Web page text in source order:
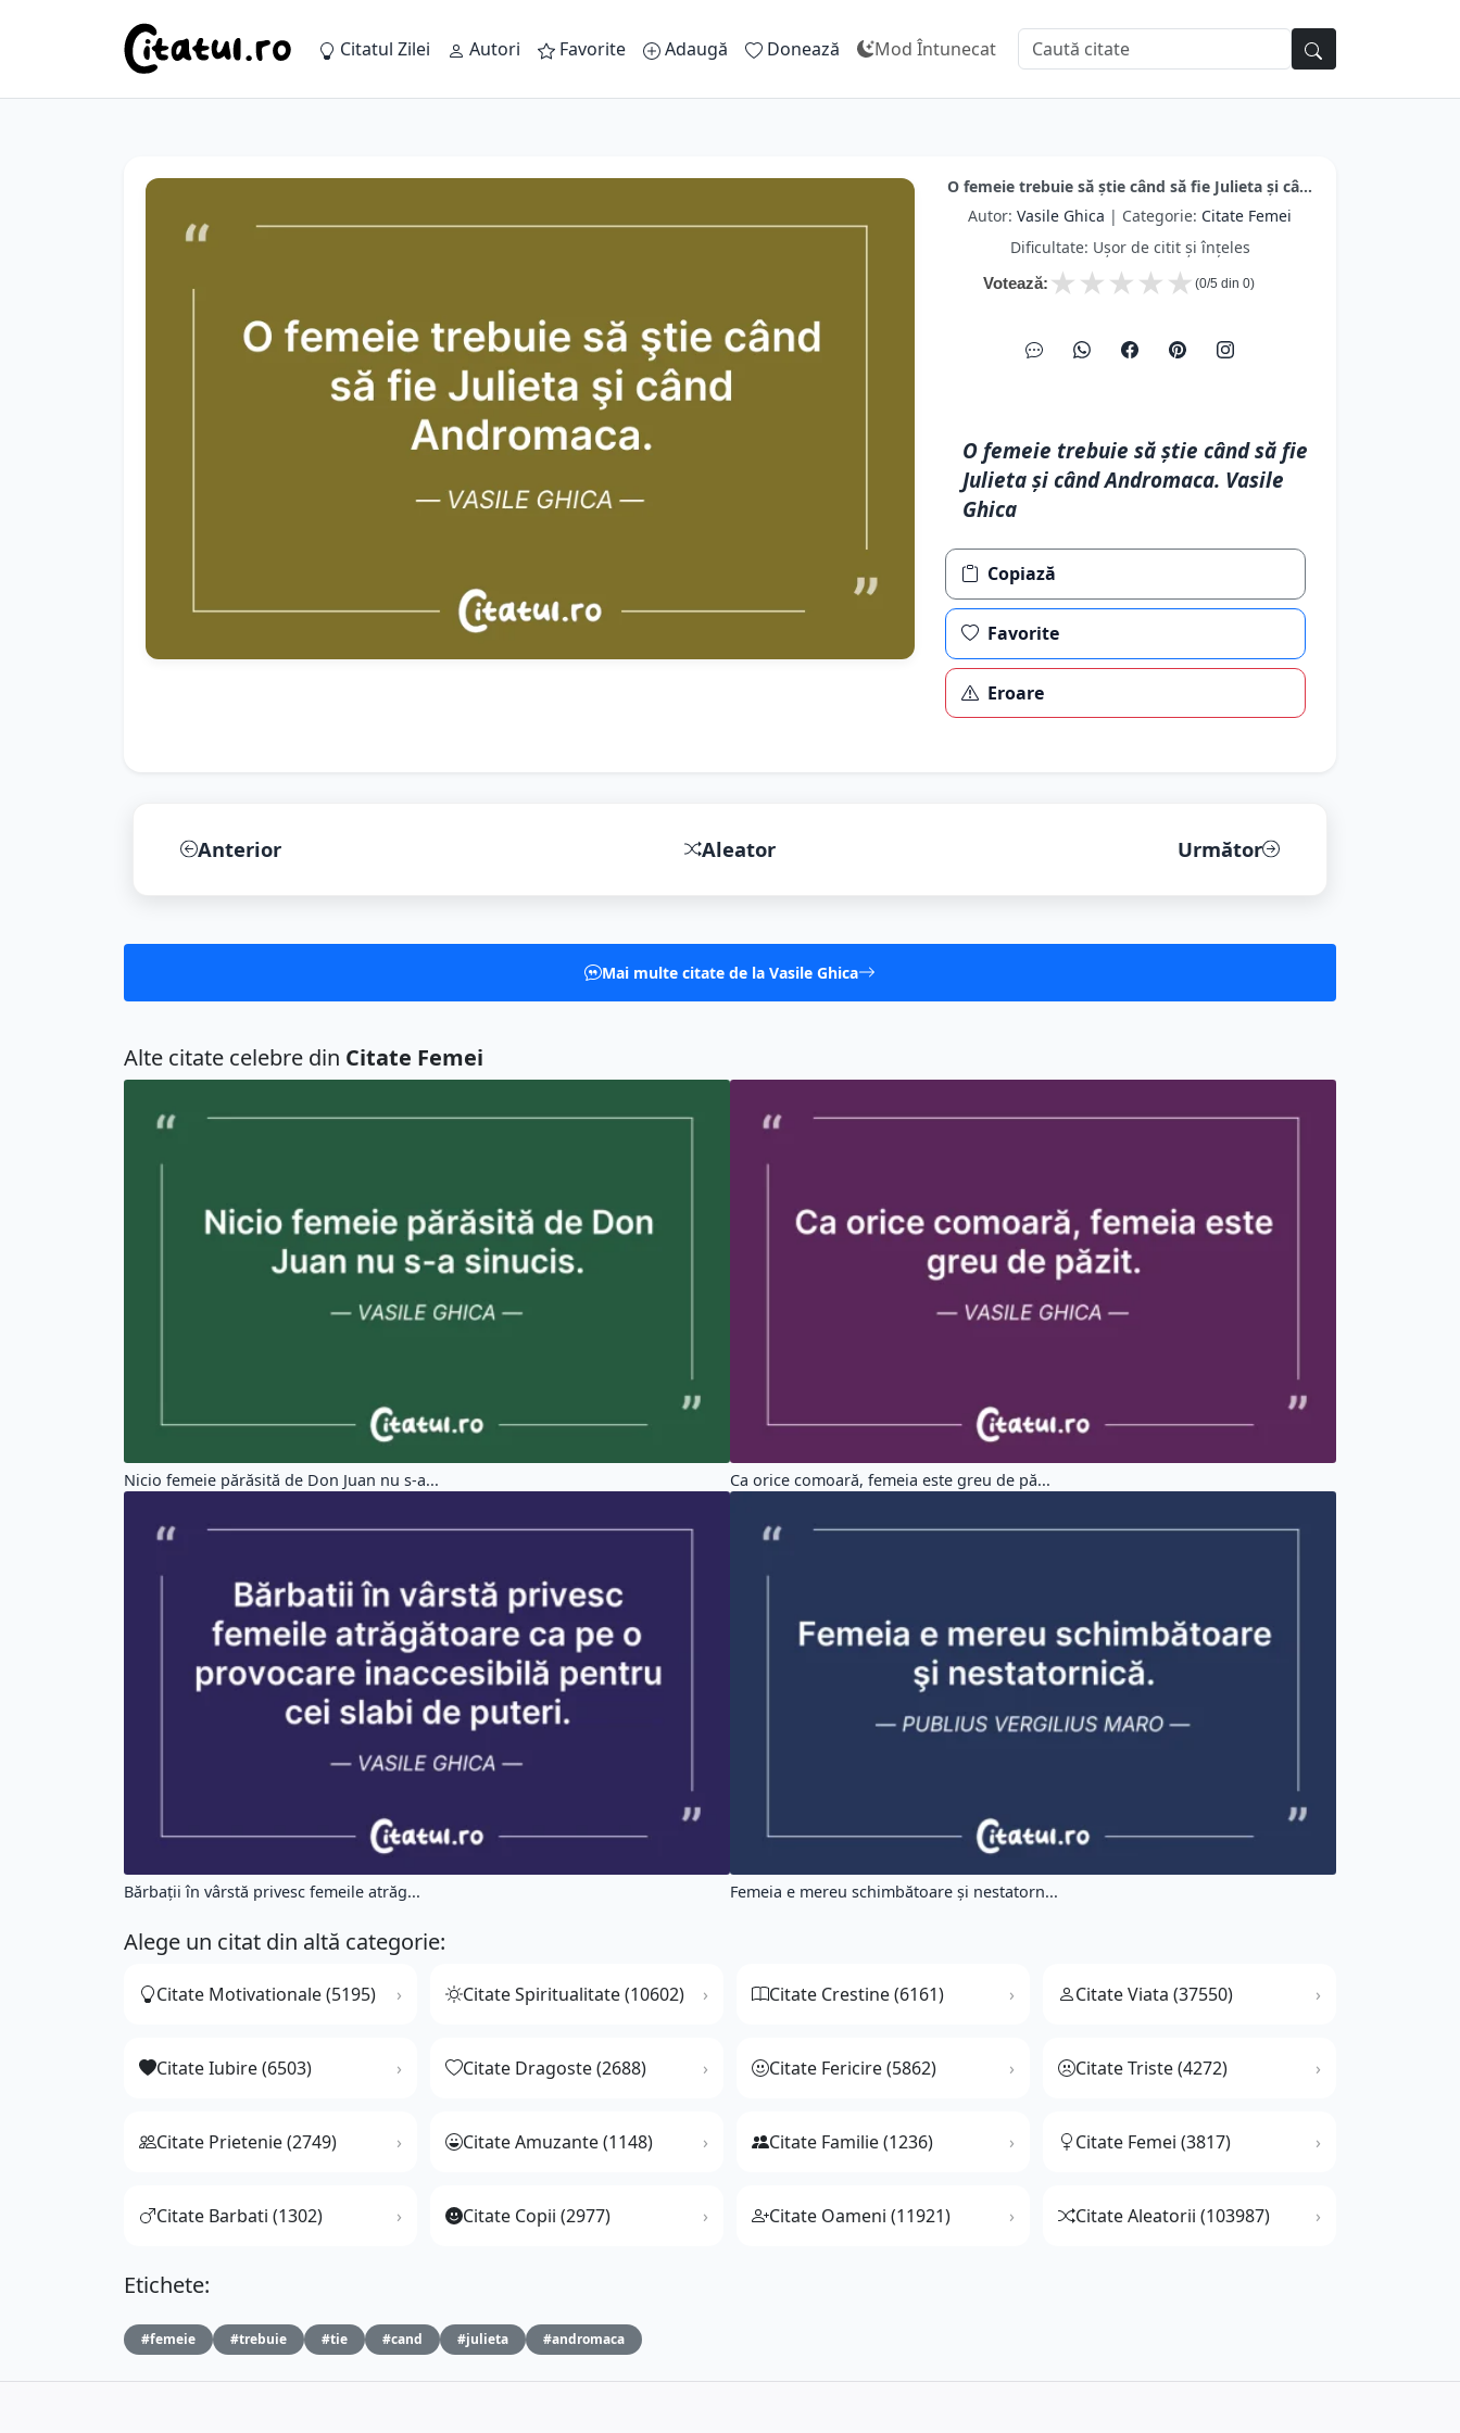
Citatul Zilei Autori Favorite Adaugă Donează Mod Întunecat
O femeie trebuie să ştie când să fie Julieta şi câ...
Autor: Vasile Ghica | Categorie: Citate Femei
Dificultate: Ușor de citit și înțeles
Votează: ★
★
★
★
★ (0/5 din 0)
O femeie trebuie să ştie când să fie
Julieta şi când Andromaca. Vasile
Ghica
Copiază
Favorite
Eroare
Anterior Aleator Următor
Mai multe citate de la Vasile Ghica
Alte citate celebre din Citate Femei
Nicio femeie părăsită de Don Juan nu s-a... Ca orice comoară, femeia este greu de pă...
Bărbații în vârstă privesc femeile atrăg... Femeia e mereu schimbătoare şi nestatorn...
Alege un citat din altă categorie:
Citate Motivationale (5195) Citate Spiritualitate (10602) Citate Crestine (6161) Citate Viata (37550)
Citate Iubire (6503) Citate Dragoste (2688) Citate Fericire (5862) Citate Triste (4272)
Citate Prietenie (2749) Citate Amuzante (1148) Citate Familie (1236) Citate Femei (3817)
Citate Barbati (1302) Citate Copii (2977) Citate Oameni (11921) Citate Aleatorii (103987)
Etichete:
#femeie #trebuie #tie #cand #julieta #andromaca